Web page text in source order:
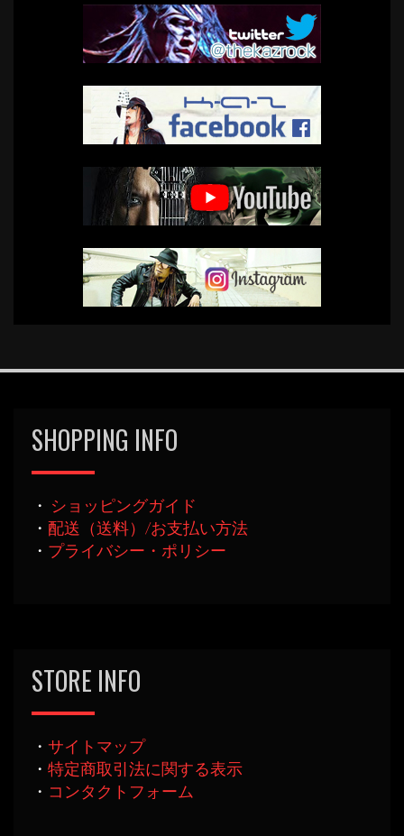
SHOPPING INFO
・ ショッピングガイド
・ 配送（送料）/お支払い方法
・ プライバシー・ポリシー
STORE INFO
・ サイトマップ
・ 特定商取引法に関する表示
・ コンタクトフォーム